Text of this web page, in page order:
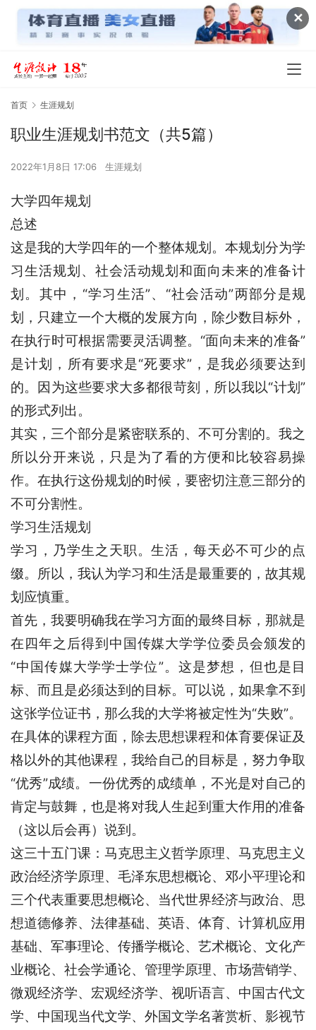
✕
首页 生涯规划
职业生涯规划书范文（共5篇）
2022年1月8日 17:06 生涯规划
大学四年规划
总述
这是我的大学四年的一个整体规划。本规划分为学
习生活规划、社会活动规划和面向未来的准备计
划。其中，“学习生活”、“社会活动”两部分是规
划，只建立一个大概的发展方向，除少数目标外，
在执行时可根据需要灵活调整。“面向未来的准备”
是计划，所有要求是“死要求”，是我必须要达到
的。因为这些要求大多都很苛刻，所以我以“计划”
的形式列出。
其实，三个部分是紧密联系的、不可分割的。我之
所以分开来说，只是为了看的方便和比较容易操
作。在执行这份规划的时候，要密切注意三部分的
不可分割性。
学习生活规划
学习，乃学生之天职。生活，每天必不可少的点
缀。所以，我认为学习和生活是最重要的，故其规
划应慎重。
首先，我要明确我在学习方面的最终目标，那就是
在四年之后得到中国传媒大学学位委员会颁发的
“中国传媒大学学士学位”。这是梦想，但也是目
标、而且是必须达到的目标。可以说，如果拿不到
这张学位证书，那么我的大学将被定性为“失败”。
在具体的课程方面，除去思想课程和体育要保证及
格以外的其他课程，我给自己的目标是，努力争取
“优秀”成绩。一份优秀的成绩单，不光是对自己的
肯定与鼓舞，也是将对我人生起到重大作用的准备
（这以后会再）说到。
这三十五门课：马克思主义哲学原理、马克思主义
政治经济学原理、毛泽东思想概论、邓小平理论和
三个代表重要思想概论、当代世界经济与政治、思
想道德修养、法律基础、英语、体育、计算机应用
基础、军事理论、传播学概论、艺术概论、文化产
业概论、社会学通论、管理学原理、市场营销学、
微观经济学、宏观经济学、视听语言、中国古代文
学、中国现当代文学、外国文学名著赏析、影视节